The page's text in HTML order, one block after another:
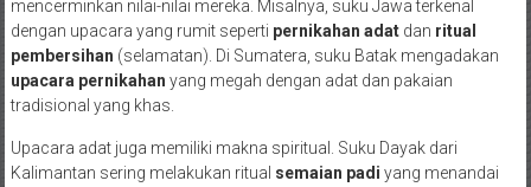
mencerminkan nilai-nilai mereka. Misalnya, suku Jawa terkenal
dengan upacara yang rumit seperti pernikahan adatdan ritual
pembersihan (selamatan). Di Sumatera, suku Batak mengadakan
upacara pernikahan yang megah dengan adat dan pakaian
tradisional yang khas.
Upacara adat juga memiliki makna spiritual. Suku Dayak dari
Kalimantan sering melakukan ritual semaian padi yang menandai